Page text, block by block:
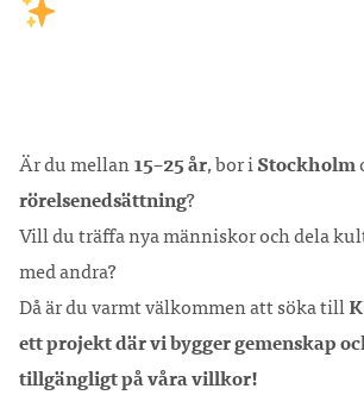
Är du mellan15–25 år, bor iStockholm
rörelsenedsättning?
Vill du träffa nya människor och dela
med andra?
Då är du varmt välkommen att söka till
ett projekt där vi bygger gemenskap
tillgängligt på våra villkor!